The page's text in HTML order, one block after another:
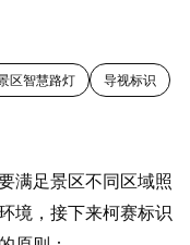
区智慧路灯 导视标识
满足景区不同区域照
境，接下来柯赛标识